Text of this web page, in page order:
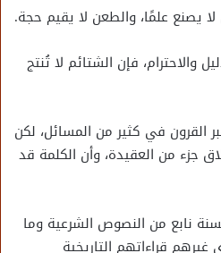
لا يصنع علمًا، والطعن لا يقيم حجة.
والاحترام، فإن الشتائم لا تُنتج
القرون في كثير من المسائل، لكن
جزء من العقيدة، وأن الكلمة قد
نابع من النصوص الشرعية وما
قراءاتهم التاريخية